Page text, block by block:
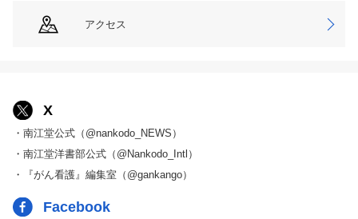
アクセス
X
・南江堂公式（@nankodo_NEWS）
・南江堂洋書部公式（@Nankodo_Intl）
・『がん看護』編集室（@gankango）
Facebook